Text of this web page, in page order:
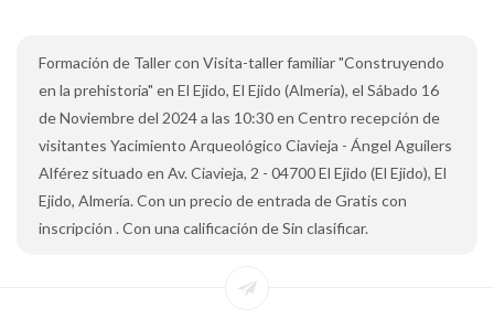
Formación de Taller con Visita-taller familiar "Construyendo
en la prehistoria" en El Ejido, El Ejido (Almería), el Sábado 16
de Noviembre del 2024 a las 10:30 en Centro recepción de
visitantes Yacimiento Arqueológico Ciavieja - Ángel Aguilers
Alférez situado en Av. Ciavieja, 2 - 04700 El Ejido (El Ejido), El
Ejido, Almería. Con un precio de entrada de Gratis con
inscripción . Con una calificación de Sin clasificar.